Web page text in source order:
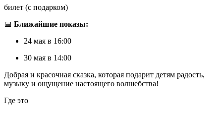
билет (с подарком)
📅 Ближайшие показы:
24 мая в 16:00
30 мая в 14:00
Добрая и красочная сказка, которая подарит детям радость,
музыку и ощущение настоящего волшебства!
Где это